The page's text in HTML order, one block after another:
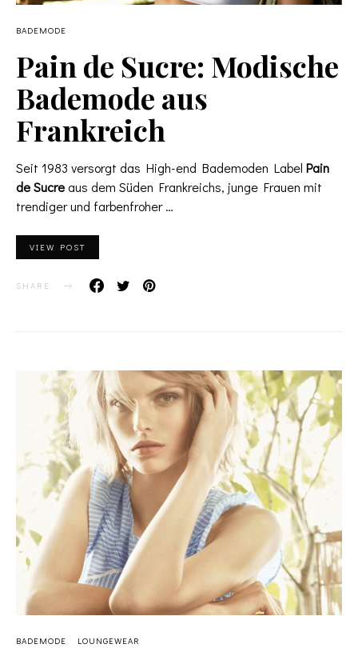
BADEMODE
Pain de Sucre: Modische
Bademode aus
Frankreich
Seit 1983 versorgt das High-end Bademoden Label Pain
de Sucre aus dem Süden Frankreichs, junge Frauen mit
trendiger und farbenfroher …
VIEW POST
SHARE
BADEMODE LOUNGEWEAR